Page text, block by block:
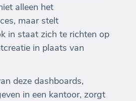
alleen het
maar stelt
in staat zich te richten op
in plaats van
deze dashboards,
in een kantoor, zorgt